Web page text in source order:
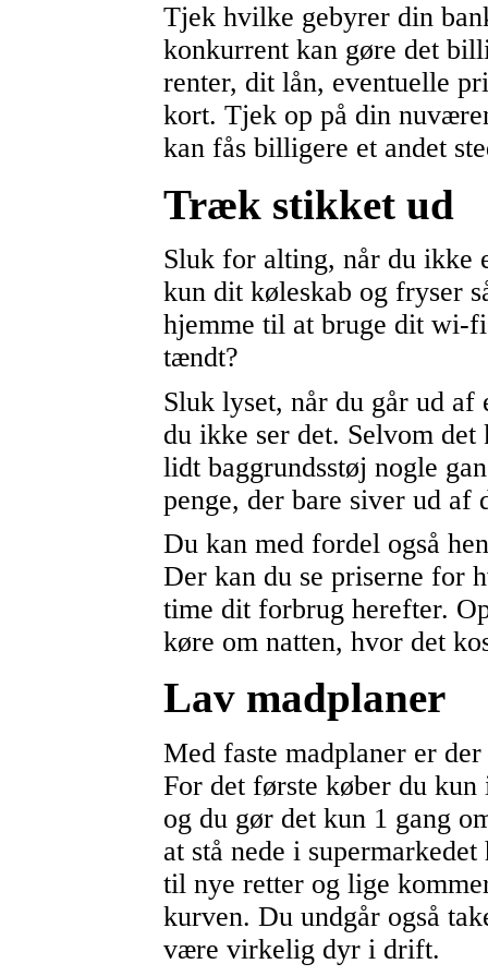
Tjek hvilke gebyrer din
konkurrent kan gøre det
renter, dit lån, eventuelle
kort. Tjek op på din
kan fås billigere et andet
Træk stikket ud
Sluk for alting, når du ikke
kun dit køleskab og fryser
hjemme til at bruge dit wi-
tændt?
Sluk lyset, når du går ud
du ikke ser det. Selvom
lidt baggrundsstøj nogle
penge, der bare siver ud af
Du kan med fordel også
Der kan du se priserne for
time dit forbrug herefter.
køre om natten, hvor det
Lav madplaner
Med faste madplaner er
For det første køber du
og du gør det kun 1 gang
at stå nede i
til nye retter og lige
kurven. Du undgår også
være virkelig dyr i drift.